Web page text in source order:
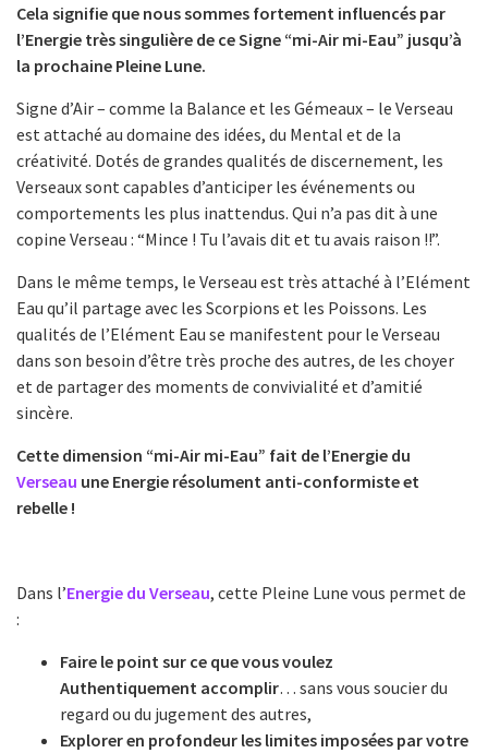
Cela signifie que nous sommes fortement influencés par
l’Energie très singulière de ce Signe “mi-Air mi-Eau” jusqu’à
la prochaine Pleine Lune.
Signe d’Air – comme la Balance et les Gémeaux – le Verseau
est attaché au domaine des idées, du Mental et de la
créativité. Dotés de grandes qualités de discernement, les
Verseaux sont capables d’anticiper les événements ou
comportements les plus inattendus. Qui n’a pas dit à une
copine Verseau : “Mince ! Tu l’avais dit et tu avais raison !!”.
Dans le même temps, le Verseau est très attaché à l’Elément
Eau qu’il partage avec les Scorpions et les Poissons. Les
qualités de l’Elément Eau se manifestent pour le Verseau
dans son besoin d’être très proche des autres, de les choyer
et de partager des moments de convivialité et d’amitié
sincère.
Cette dimension “mi-Air mi-Eau” fait de l’Energie du
Verseau une Energie résolument anti-conformiste et
rebelle !
Dans l’Energie du Verseau, cette Pleine Lune vous permet de
:
Faire le point sur ce que vous voulez
Authentiquement accomplir… sans vous soucier du
regard ou du jugement des autres,
Explorer en profondeur les limites imposées par votre